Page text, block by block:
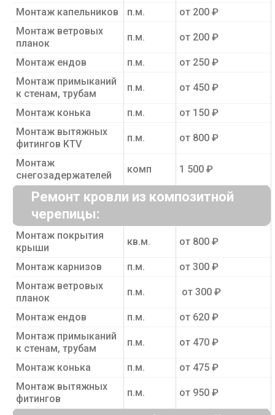
Монтаж капельников п.м.
от 200 ₽
Монтаж ветровых
планок
п.м. от 200 ₽
Монтаж ендов п.м.
от 250 ₽
Монтаж примыканий
к стенам, трубам
п.м. от 450 ₽
Монтаж конька п.м.
от 150 ₽
Монтаж вытяжных
фитингов KTV
п.м. от 800 ₽
Монтаж
снегозадержателей
комп 1 500 ₽
Ремонт кровли из композитной
черепицы:
Монтаж покрытия
крыши
кв.м. от 800 ₽
Монтаж карнизов п.м.
от 300 ₽
Монтаж ветровых
планок
п.м. от 300 ₽
Монтаж ендов п.м.
от 620 ₽
Монтаж примыканий
к стенам, трубам
п.м. от 470 ₽
Монтаж конька п.м.
от 475 ₽
Монтаж вытяжных
фитингов
п.м. от 950 ₽